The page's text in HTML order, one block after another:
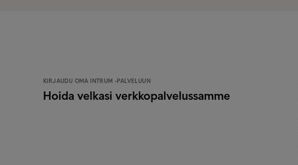
KIRJAUDU OMA INTRUM -PALVELUUN
Hoida velkasi verkkopalvelussamme